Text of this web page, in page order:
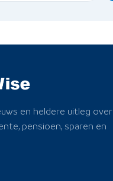
en heldere uitleg over
pensioen, sparen en